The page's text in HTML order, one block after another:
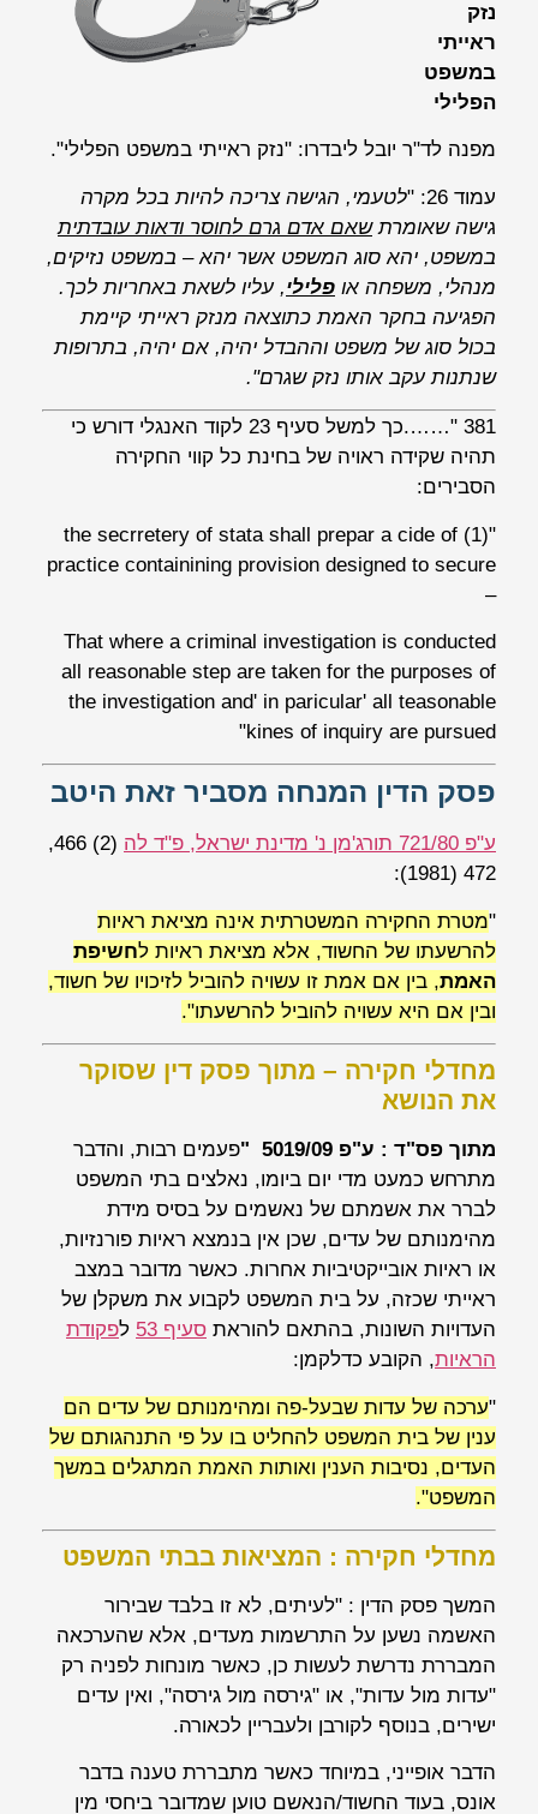
נזק
ראייתי
במשפט
הפלילי
מפנה לד"ר יובל ליבדרו: "נזק ראייתי במשפט הפלילי".
עמוד 26: "
לטעמי, הגישה צריכה להיות בכל מקרה
גישה שאומרתשאם אדם גרם לחוסר ודאות עובדתית
במשפט, יהא סוג המשפט אשר יהא – במשפט נזיקים,
מנהלי, משפחה או פלילי, עליו לשאת באחריות לכך.
הפגיעה בחקר האמת כתוצאה מנזק ראייתי קיימת
בכול סוג של משפט וההבדל יהיה, אם יהיה, בתרופות
שנתנות עקב אותו נזק שגרם".
381 "…….כך למשל סעיף 23 לקוד האנגלי דורש כי
תהיה שקידה ראויה של בחינת כל קווי החקירה
הסבירים:
"(1) the secrretery of stata shall prepar a cide of
practice containining provision designed to secure
–
That where a criminal investigation is conducted
all reasonable step are taken for the purposes of
the investigation and' in paricular' all teasonable
kines of inquiry are pursued"
פסק הדין המנחה מסביר זאת היטב
ע"פ 721/80 תורג'מן נ' מדינת ישראל, פ"ד לה
(2) 466,
472 (1981):
"מטרת החקירה המשטרתית אינה מציאת ראיות
להרשעתו של החשוד, אלא מציאת ראיות לחשיפת
האמת, בין אם אמת זו עשויה להוביל לזיכויו של חשוד,
ובין אם היא עשויה להוביל להרשעתו".
מחדלי חקירה – מתוך פסק דין שסוקר
את הנושא
מתוך פס"ד : ע"פ 5019/09 "פעמים רבות, והדבר
מתרחש כמעט מדי יום ביומו, נאלצים בתי המשפט
לברר את אשמתם של נאשמים על בסיס מידת
מהימנותם של עדים, שכן אין בנמצא ראיות פורנזיות,
או ראיות אובייקטיביות אחרות. כאשר מדובר במצב
ראייתי שכזה, על בית המשפט לקבוע את משקלן של
העדויות השונות, בהתאם להוראת סעיף 53 לפקודת
הראיות, הקובע כדלקמן:
"ערכה של עדות שבעל-פה ומהימנותם של עדים הם
ענין של בית המשפט להחליט בו על פי התנהגותם של
העדים, נסיבות הענין ואותות האמת המתגלים במשך
המשפט".
מחדלי חקירה : המציאות בבתי המשפט
המשך פסק הדין : "לעיתים, לא זו בלבד שבירור
האשמה נשען על התרשמות מעדים, אלא שהערכאה
המבררת נדרשת לעשות כן, כאשר מונחות לפניה רק
"עדות מול עדות", או "גירסה מול גירסה", ואין עדים
ישירים, בנוסף לקורבן ולעבריין לכאורה.
הדבר אופייני, במיוחד כאשר מתבררת טענה בדבר
אונס, בעוד החשוד/הנאשם טוען שמדובר ביחסי מין